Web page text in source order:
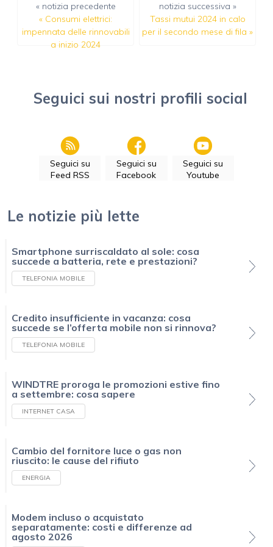
« notizia precedente
« Consumi elettrici:
impennata delle rinnovabili
a inizio 2024
notizia successiva »
Tassi mutui 2024 in calo
per il secondo mese di fila »
Seguici sui nostri profili social
Seguici su
Feed RSS
Seguici su
Facebook
Seguici su
Youtube
Le notizie più lette
Smartphone surriscaldato al sole: cosa
succede a batteria, rete e prestazioni?
TELEFONIA MOBILE
Credito insufficiente in vacanza: cosa
succede se l’offerta mobile non si rinnova?
TELEFONIA MOBILE
WINDTRE proroga le promozioni estive fino
a settembre: cosa sapere
INTERNET CASA
Cambio del fornitore luce o gas non
riuscito: le cause del rifiuto
ENERGIA
Modem incluso o acquistato
separatamente: costi e differenze ad
agosto 2026